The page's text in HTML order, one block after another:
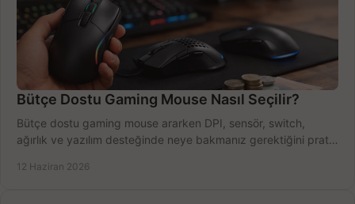
Bütçe Dostu Gaming Mouse Nasıl Seçilir?
Bütçe dostu gaming mouse ararken DPI, sensör, switch,
ağırlık ve yazılım desteğinde neye bakmanız gerektiğini pratik
12 Haziran 2026